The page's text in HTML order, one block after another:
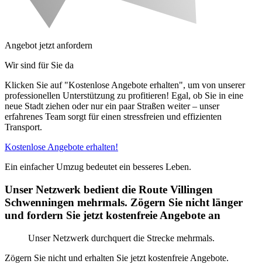
Angebot jetzt anfordern
Wir sind für Sie da
Klicken Sie auf "Kostenlose Angebote erhalten", um von unserer
professionellen Unterstützung zu profitieren! Egal, ob Sie in eine
neue Stadt ziehen oder nur ein paar Straßen weiter – unser
erfahrenes Team sorgt für einen stressfreien und effizienten
Transport.
Kostenlose Angebote erhalten!
Ein einfacher Umzug bedeutet ein besseres Leben.
Unser Netzwerk bedient die Route Villingen
Schwenningen⁠ mehrmals. Zögern Sie nicht länger
und fordern Sie jetzt kostenfreie Angebote an
Unser Netzwerk durchquert die Strecke mehrmals.
Zögern Sie nicht und erhalten Sie jetzt kostenfreie Angebote.